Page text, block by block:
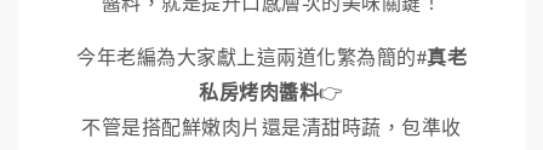
今年老編為大家獻上這兩道化繁為簡的#真老
私房烤肉醬料👉
不管是搭配鮮嫩肉片還是清甜時蔬，包準收